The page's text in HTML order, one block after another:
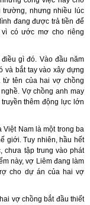
trường, nhưng nhiều lúc
đang được trả tiền để
có ước mơ cho riêng
gì đó. Vào đầu năm
và bắt tay vào xây dựng
từ tên của hai vợ chồng
Vợ chồng anh may
thêm động lực lớn
Việt Nam là một trong ba
giới. Tuy nhiên, hầu hết
chưa tập trung vào phát
này, vợ Liêm đang làm
cho dự án của hai vợ
vợ chồng bắt đầu thiết